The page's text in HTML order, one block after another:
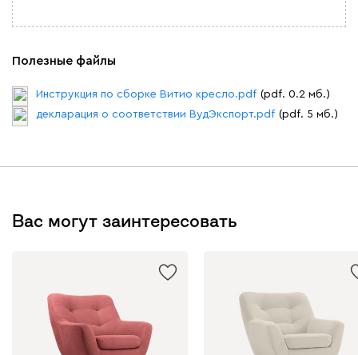
Альтеа 36 990
Полезные файлы
Инструкция по сборке Витио кресло.pdf (pdf. 0.2 мб.)
декларация о соответствии ВудЭкспорт.pdf (pdf. 5 мб.)
Вас могут заинтересовать